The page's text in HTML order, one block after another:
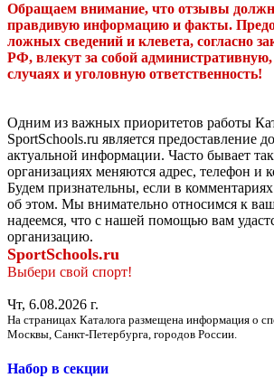
Обращаем внимание, что отзывы
правдивую информацию и факты.
ложных сведений и клевета, согласно
РФ, влекут за собой
случаях и уголовную ответственность!
Одним из важных приоритетов работы
SportSchools.ru является предоставление
актуальной информации. Часто бывает
организациях меняются адрес, телефон и
Будем признательны, если в
об этом. Мы внимательно относимся к
надеемся, что с нашей помощью вам
организацию.
SportSchools.ru
Выбери свой спорт!
Чт, 6.08.2026 г.
На страницах Каталога размещена информация о
Москвы, Санкт-Петербурга, городов России.
Набор в секции